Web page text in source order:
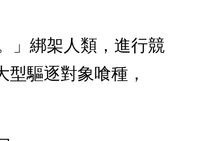
」綁架人類，進行競
驅逐對象喰種，